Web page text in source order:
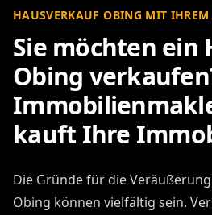
HAUSVERKAUF OBING MIT
Sie möchten ein
Obing
kauft Ihre
Die Gründe für die
Obing können vielfältig sein.